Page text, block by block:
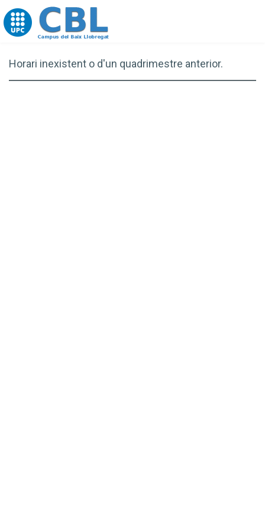
Go to upc.edu
Horari inexistent o d'un quadrimestre anterior.